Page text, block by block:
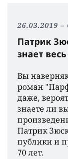
26.03.2019
Патрик
знает
Вы
роман
даже,
знаете ли
Патрик
публики и
70 лет.